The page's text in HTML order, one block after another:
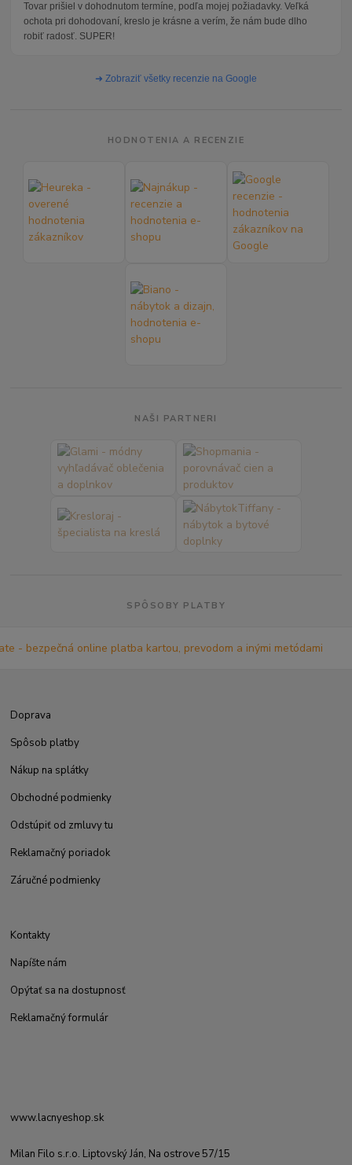
Tovar prišiel v dohodnutom termíne, podľa mojej požiadavky. Veľká
ochota pri dohodovaní, kreslo je krásne a verím, že nám bude dlho
robiť radosť. SUPER!
➜ Zobraziť všetky recenzie na Google
HODNOTENIA A RECENZIE
NAŠI PARTNERI
SPÔSOBY PLATBY
Doprava
Spôsob platby
Nákup na splátky
Obchodné podmienky
Odstúpiť od zmluvy tu
Reklamačný poriadok
Záručné podmienky
Kontakty
Napíšte nám
Opýtať sa na dostupnosť
Reklamačný formulár
www.lacnyeshop.sk
Milan Filo s.r.o. Liptovský Ján, Na ostrove 57/15